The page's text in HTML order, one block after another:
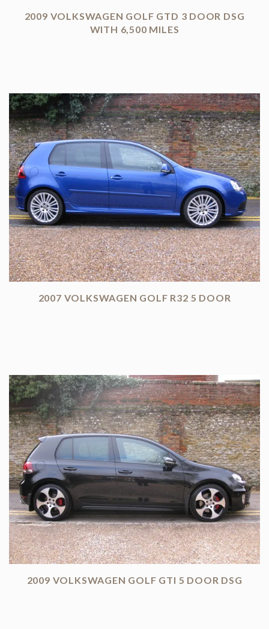
2009 VOLKSWAGEN GOLF GTD 3 DOOR DSG
WITH 6,500 MILES
2007 VOLKSWAGEN GOLF R32 5 DOOR
2009 VOLKSWAGEN GOLF GTI 5 DOOR DSG